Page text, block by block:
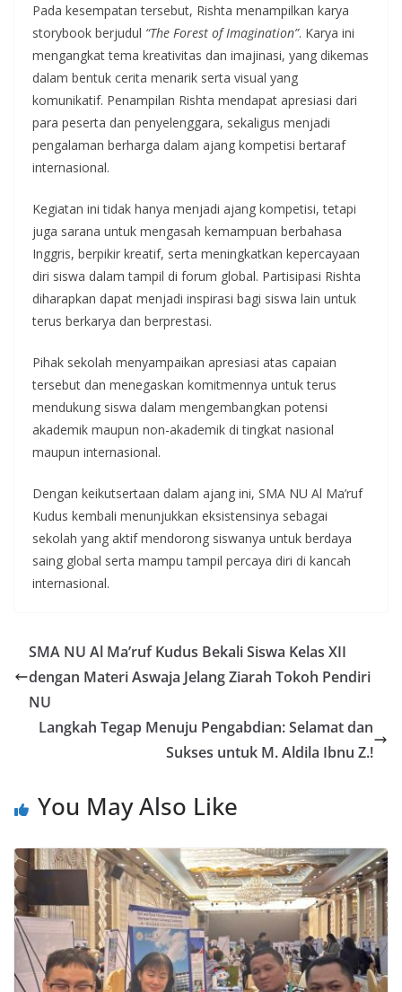
Pada kesempatan tersebut, Rishta menampilkan karya
storybook berjudul “The Forest of Imagination”. Karya ini
mengangkat tema kreativitas dan imajinasi, yang dikemas
dalam bentuk cerita menarik serta visual yang
komunikatif. Penampilan Rishta mendapat apresiasi dari
para peserta dan penyelenggara, sekaligus menjadi
pengalaman berharga dalam ajang kompetisi bertaraf
internasional.
Kegiatan ini tidak hanya menjadi ajang kompetisi, tetapi
juga sarana untuk mengasah kemampuan berbahasa
Inggris, berpikir kreatif, serta meningkatkan kepercayaan
diri siswa dalam tampil di forum global. Partisipasi Rishta
diharapkan dapat menjadi inspirasi bagi siswa lain untuk
terus berkarya dan berprestasi.
Pihak sekolah menyampaikan apresiasi atas capaian
tersebut dan menegaskan komitmennya untuk terus
mendukung siswa dalam mengembangkan potensi
akademik maupun non-akademik di tingkat nasional
maupun internasional.
Dengan keikutsertaan dalam ajang ini, SMA NU Al Ma’ruf
Kudus kembali menunjukkan eksistensinya sebagai
sekolah yang aktif mendorong siswanya untuk berdaya
saing global serta mampu tampil percaya diri di kancah
internasional.
SMA NU Al Ma’ruf Kudus Bekali Siswa Kelas XII
dengan Materi Aswaja Jelang Ziarah Tokoh Pendiri
NU
Langkah Tegap Menuju Pengabdian: Selamat dan
Sukses untuk M. Aldila Ibnu Z.!
You May Also Like